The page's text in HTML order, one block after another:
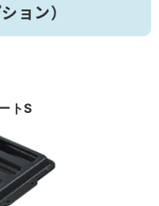
ョン）
トS